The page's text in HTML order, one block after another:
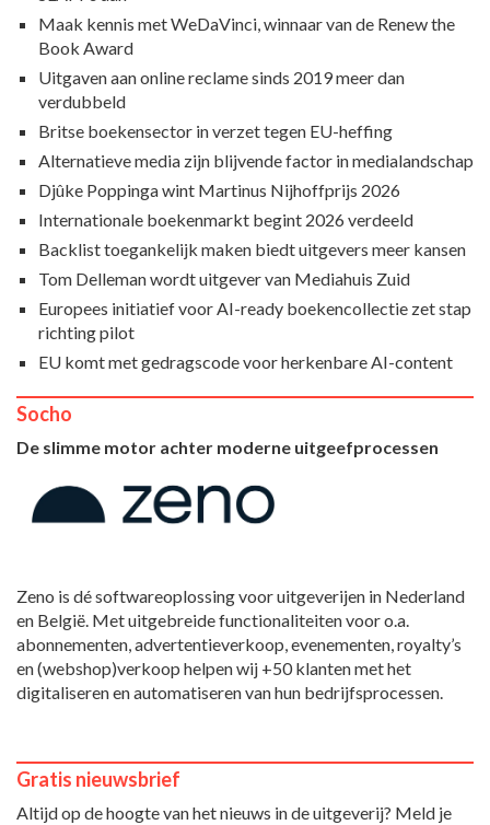
Maak kennis met WeDaVinci, winnaar van de Renew the
Book Award
Uitgaven aan online reclame sinds 2019 meer dan
verdubbeld
Britse boekensector in verzet tegen EU-heffing
Alternatieve media zijn blijvende factor in medialandschap
Djûke Poppinga wint Martinus Nijhoffprijs 2026
Internationale boekenmarkt begint 2026 verdeeld
Backlist toegankelijk maken biedt uitgevers meer kansen
Tom Delleman wordt uitgever van Mediahuis Zuid
Europees initiatief voor AI-ready boekencollectie zet stap
richting pilot
EU komt met gedragscode voor herkenbare AI-content
Socho
De slimme motor achter moderne uitgeefprocessen
Zeno is dé softwareoplossing voor uitgeverijen in Nederland
en België. Met uitgebreide functionaliteiten voor o.a.
abonnementen, advertentieverkoop, evenementen, royalty’s
en (webshop)verkoop helpen wij +50 klanten met het
digitaliseren en automatiseren van hun bedrijfsprocessen.
Gratis nieuwsbrief
Altijd op de hoogte van het nieuws in de uitgeverij? Meld je